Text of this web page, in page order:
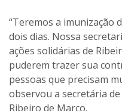
“Teremos a imunização
dois dias. Nossa
ações solidárias de
puderem trazer sua
pessoas que precisam
observou a secretária de
Ribeiro de Marco.